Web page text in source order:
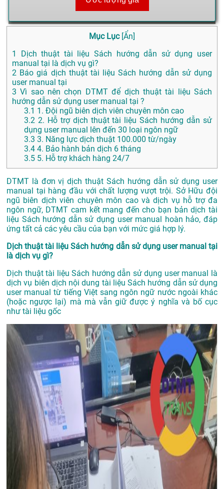
Mục Lục [Ẩn]
1
Dịch thuật tài liệu Sách hướng dẫn sử dụng user
manual tại là dịch vụ gì?
2 Báo giá dịch thuật tài liệu Sách hướng dẫn sử dụng
user manual tại
3 Vì sao nên chọn DTMT để dịch thuật tài liệu Sách
hướng dẫn sử dụng user manual tại ?
3.1 1. Đội ngũ biên dịch viên chuyên môn cao
3.2 2. Hỗ trợ dịch thuật tài liệu Sách hướng dẫn sử
dụng user manual lên đến 30 loại ngôn ngữ
3.3 3. Năng lực dịch thuật 100.000 từ/ngày
3.4 4. Bảo hành bản dịch 6 tháng
3.5 5. Hỗ trợ khách hàng 24/7
DTMT là đơn vị dịch thuật Sách hướng dẫn sử dụng user
manual tại hàng đầu với chất lượng vượt trội. Sở Hữu đội
ngũ biên dịch viên chuyên môn cao và dịch vụ hỗ trợ đa
ngôn ngữ, DTMT cam kết mang đến cho bạn bản dịch tài
liệu Sách hướng dẫn sử dụng user manual hoàn hảo, đáp
ứng tất cả các yêu cầu của bạn với mức giá hợp lý.
Dịch thuật tài liệu Sách hướng dẫn sử dụng user manual tại
là dịch vụ gì?
Dịch thuật tài liệu Sách hướng dẫn sử dụng user manual là
dịch vụ biên dịch nội dung tài liệu Sách hướng dẫn sử dụng
user manual từ tiếng Việt sang ngôn ngữ nước ngoài khác
(hoặc ngược lại) mà mà vẫn giữ được ý nghĩa và bố cục
như tài liệu gốc